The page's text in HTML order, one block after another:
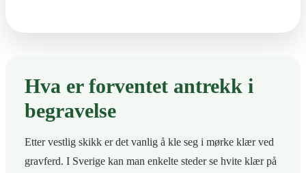
Hva er forventet antrekk i
begravelse
Etter vestlig skikk er det vanlig å kle seg i mørke klær ved
gravferd. I Sverige kan man enkelte steder se hvite klær på